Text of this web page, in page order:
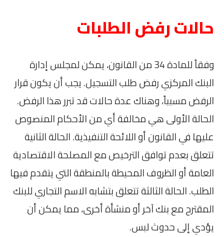
حالات رفض الطلبات
وفقاً للمادة 34 من القانون، يمكن لمجلس إدارة
البنك المركزي رفض طلب التسجيل. يجب أن يكون قرار
الرفض مسبباً، وهناك عدة حالات قد تبرر هذا الرفض.
الحالة الأولى هي مخالفة أي من الأحكام المنصوص
عليها في القانون أو اللائحة التنفيذية. الحالة الثانية
تتعلق بعدم توافق الترخيص مع المصلحة الاقتصادية
العامة أو الظروف المحيطة بالمنطقة التي يتقدم فيها
الطلب. الحالة الثالثة تتعلق بتشابه الاسم التجاري للبنك
المقترح مع بنك آخر أو منشأة أخرى، مما يمكن أن
يؤدي إلى حدوث لبس.